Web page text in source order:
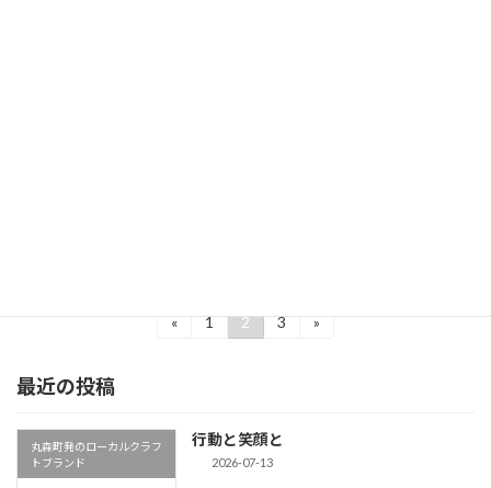
投
の
ペ
ー
«
固
1
固
定
2
固
3 »
最近の投稿
丸森町発のローカルクラフ
トブランド
行動と笑顔と
2026-07-13